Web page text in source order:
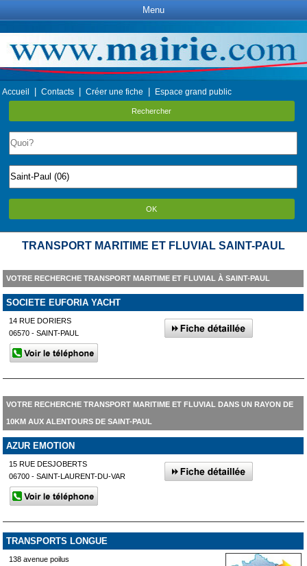
Menu
Accueil Contacts Créer une fiche Espace grand public
Rechercher
OK
TRANSPORT MARITIME ET FLUVIAL SAINT-PAUL
VOTRE RECHERCHE TRANSPORT MARITIME ET FLUVIAL À SAINT-PAUL
SOCIETE EUFORIA YACHT
14 RUE DORIERS
06570 - SAINT-PAUL
VOTRE RECHERCHE TRANSPORT MARITIME ET FLUVIAL DANS UN RAYON DE
10KM AUX ALENTOURS DE SAINT-PAUL
AZUR EMOTION
15 RUE DESJOBERTS
06700 - SAINT-LAURENT-DU-VAR
TRANSPORTS LONGUE
138 avenue poilus